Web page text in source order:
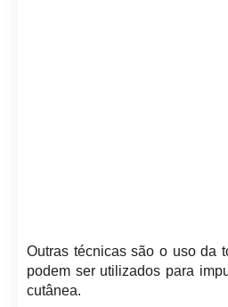
Outras técnicas são o uso da
podem ser utilizados para
cutânea.